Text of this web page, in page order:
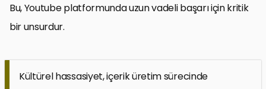
Bu, Youtube platformunda uzun vadeli başarı için kritik
bir unsurdur.
Kültürel hassasiyet, içerik üretim sürecinde